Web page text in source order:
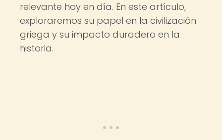
relevante hoy en día. En este artículo,
exploraremos su papel en la civilización
griega y su impacto duradero en la
historia.